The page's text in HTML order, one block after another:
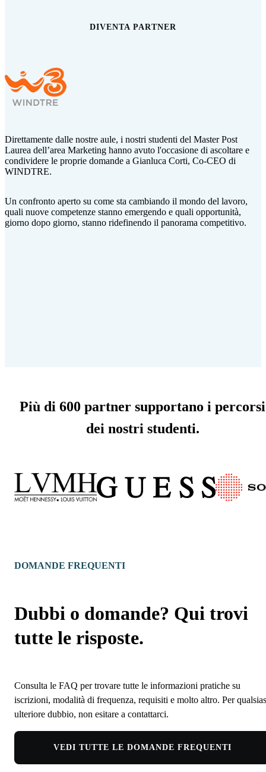
DIVENTA PARTNER
Direttamente dalle nostre aule, i nostri studenti del Master Post
Laurea dell’area Marketing hanno avuto l'occasione di ascoltare e
condividere le proprie domande a Gianluca Corti, Co-CEO di
WINDTRE.
Un confronto aperto su come sta cambiando il mondo del lavoro,
quali nuove competenze stanno emergendo e quali opportunità,
giorno dopo giorno, stanno ridefinendo il panorama competitivo.
Più di 600 partner supportano i percorsi
dei nostri studenti.
DOMANDE FREQUENTI
Dubbi o domande? Qui trovi
tutte le risposte.
Consulta le FAQ per trovare tutte le informazioni pratiche su
iscrizioni, modalità di frequenza, requisiti e molto altro. Per
ulteriore dubbio, non esitare a contattarci.
VEDI TUTTE LE DOMANDE FREQUENTI